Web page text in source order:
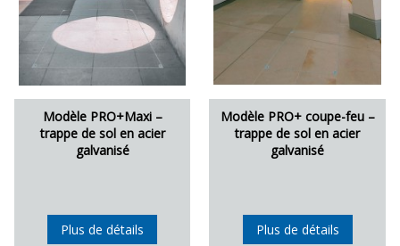
Modèle PRO+Maxi –
trappe de sol en acier
galvanisé
Plus de détails
Modèle PRO+ coupe-feu –
trappe de sol en acier
galvanisé
Plus de détails